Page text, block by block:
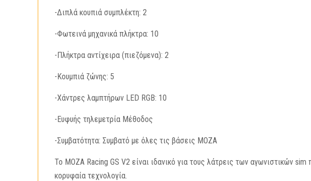
-Διπλά κουπιά συμπλέκτη: 2
-Φωτεινά μηχανικά πλήκτρα: 10
-Πλήκτρα αντίχειρα (πιεζόμενα): 2
-Κουμπιά ζώνης: 5
-Χάντρες λαμπτήρων LED RGB: 10
-Ευφυής τηλεμετρία Μέθοδος
-Συμβατότητα: Συμβατό με όλες τις βάσεις MOZA
Το MOZA Racing GS V2 είναι ιδανικό για τους λάτρεις των αγωνιστικών
κορυφαία τεχνολογία.